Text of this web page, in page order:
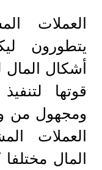
العملات
يتطورون
قوتها
ومجهول من
العملات
المال